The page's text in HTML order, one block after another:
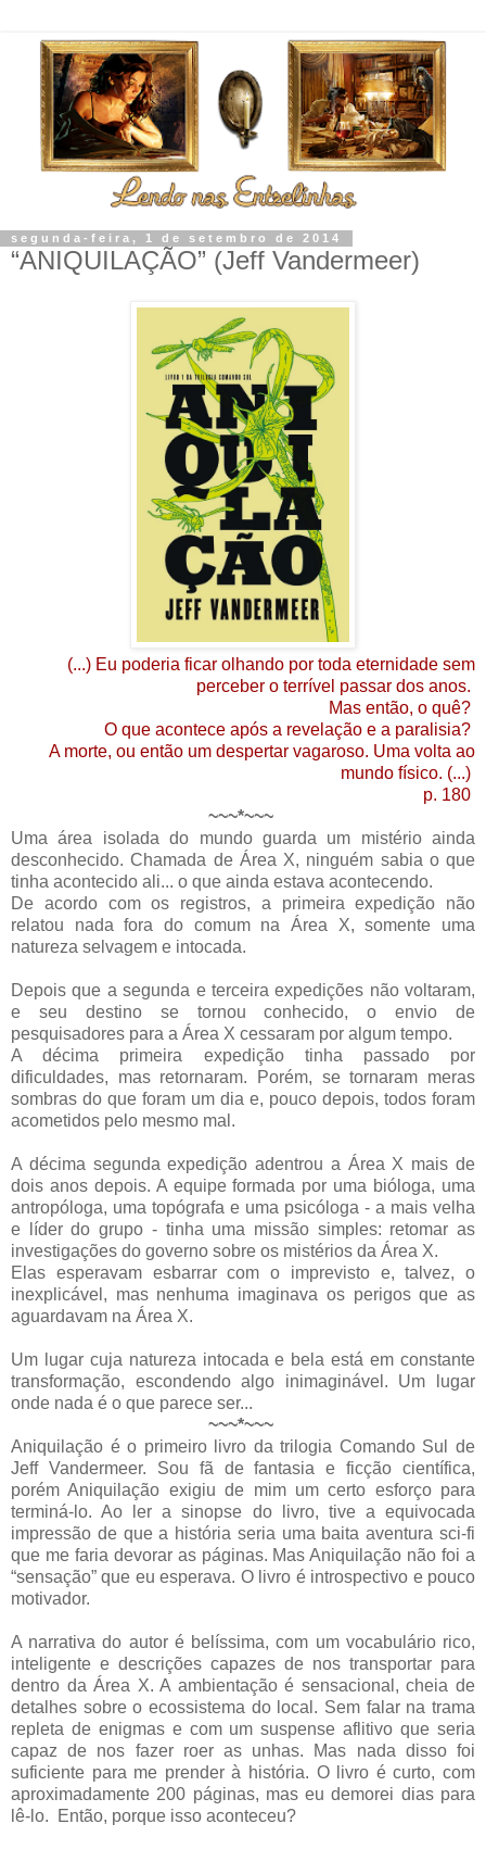
segunda-feira, 1 de setembro de 2014
“ANIQUILAÇÃO” (Jeff Vandermeer)
(...) Eu poderia ficar olhando por toda eternidade sem
perceber o terrível passar dos anos.
Mas então, o quê?
O que acontece após a revelação e a paralisia?
A morte, ou então um despertar vagaroso. Uma volta ao
mundo físico. (...)
p. 180
~~~*~~~
Uma área isolada do mundo guarda um mistério ainda
desconhecido. Chamada de Área X, ninguém sabia o que
tinha acontecido ali... o que ainda estava acontecendo.
De acordo com os registros, a primeira expedição não
relatou nada fora do comum na Área X, somente uma
natureza selvagem e intocada.
Depois que a segunda e terceira expedições não voltaram,
e seu destino se tornou conhecido, o envio de
pesquisadores para a Área X cessaram por algum tempo.
A décima primeira expedição tinha passado por
dificuldades, mas retornaram. Porém, se tornaram meras
sombras do que foram um dia e, pouco depois, todos foram
acometidos pelo mesmo mal.
A décima segunda expedição adentrou a Área X mais de
dois anos depois. A equipe formada por uma bióloga, uma
antropóloga, uma topógrafa e uma psicóloga - a mais velha
e líder do grupo - tinha uma missão simples: retomar as
investigações do governo sobre os mistérios da Área X.
Elas esperavam esbarrar com o imprevisto e, talvez, o
inexplicável, mas nenhuma imaginava os perigos que as
aguardavam na Área X.
Um lugar cuja natureza intocada e bela está em constante
transformação, escondendo algo inimaginável. Um lugar
onde nada é o que parece ser...
~~~*~~~
Aniquilação é o primeiro livro da trilogia Comando Sul de
Jeff Vandermeer. Sou fã de fantasia e ficção científica,
porém Aniquilação exigiu de mim um certo esforço para
terminá-lo. Ao ler a sinopse do livro, tive a equivocada
impressão de que a história seria uma baita aventura sci-fi
que me faria devorar as páginas. Mas Aniquilação não foi a
“sensação” que eu esperava. O livro é introspectivo e pouco
motivador.
A narrativa do autor é belíssima, com um vocabulário rico,
inteligente e descrições capazes de nos transportar para
dentro da Área X. A ambientação é sensacional, cheia de
detalhes sobre o ecossistema do local. Sem falar na trama
repleta de enigmas e com um suspense aflitivo que seria
capaz de nos fazer roer as unhas. Mas nada disso foi
suficiente para me prender à história. O livro é curto, com
aproximadamente 200 páginas, mas eu demorei dias para
lê-lo. Então, porque isso aconteceu?